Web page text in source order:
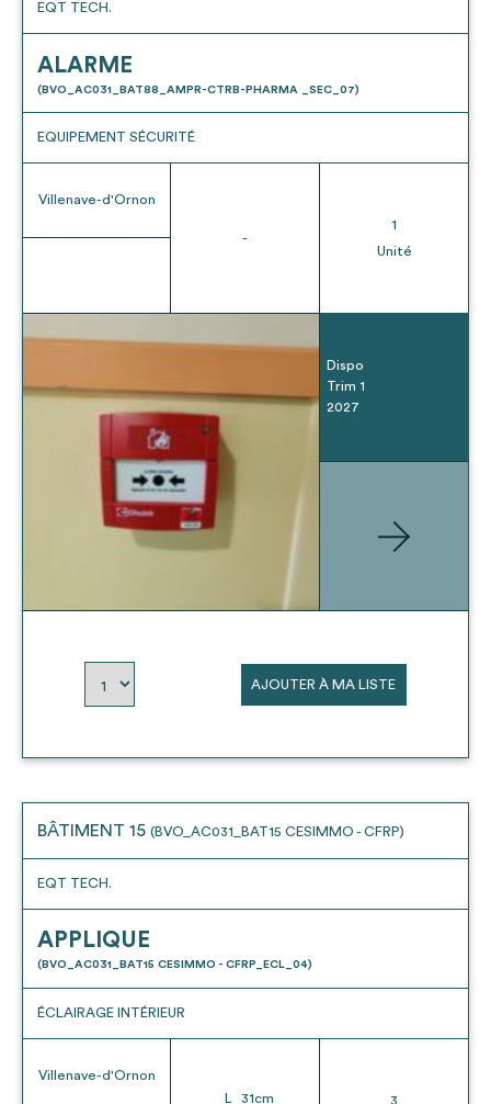
EQT TECH.
ALARME
(BVO_AC031_BAT88_AMPR-CTRB-PHARMA _SEC_07)
EQUIPEMENT SÉCURITÉ
Villenave-d'Ornon
-
1
Unité
Dispo
Trim 1
2027
AJOUTER À MA LISTE
BÂTIMENT 15 (BVO_AC031_BAT15 CESIMMO - CFRP)
EQT TECH.
APPLIQUE
(BVO_AC031_BAT15 CESIMMO - CFRP_ECL_04)
ÉCLAIRAGE INTÉRIEUR
Villenave-d'Ornon
L
31cm 3